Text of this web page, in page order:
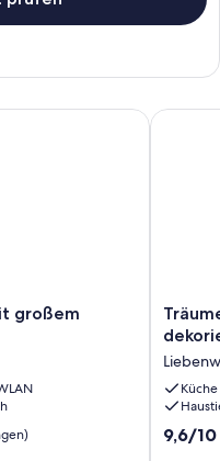
großem
Garten und
in
und
Küche
9.6
9,6/10